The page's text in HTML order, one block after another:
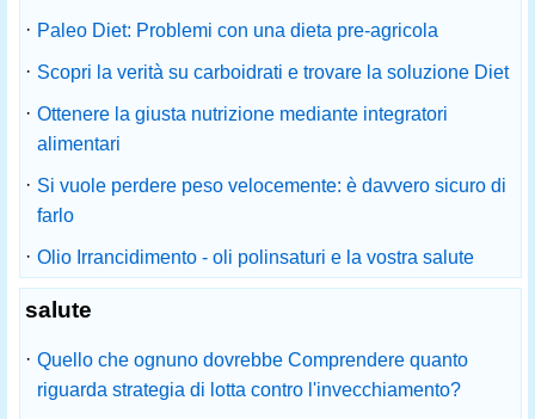
· Paleo Diet: Problemi con una dieta pre-agricola
· Scopri la verità su carboidrati e trovare la soluzione Diet
· Ottenere la giusta nutrizione mediante integratori
alimentari
· Si vuole perdere peso velocemente: è davvero sicuro di
farlo
· Olio Irrancidimento - oli polinsaturi e la vostra salute
salute
· Quello che ognuno dovrebbe Comprendere quanto
riguarda strategia di lotta contro l'invecchiamento?